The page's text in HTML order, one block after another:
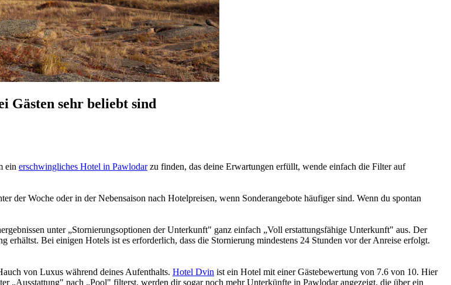
Gästen sehr beliebt sind
ein erschwingliches Hotel in Pawlodarzu finden, das deine Erwartungen erfüllt, wende einfach die Filter auf
der Woche oder in der Nebensaison nach Hotelpreisen, wenn Sonderangebote häufiger sind. Wenn du spontan
unter „Stornierungsoptionen der Unterkunft" ganz einfach „Voll erstattungsfähige Unterkunft" aus. Der
erhältst. Bei einigen Hotels ist es erforderlich, dass die Stornierung mindestens 24 Stunden vor der Anreise erfolgt.
von Luxus während deines Aufenthalts. Hotel Dvin ist ein Hotel mit einer Gästebewertung von 7.6 von 10. Hier
„Ausstattung" nach „Pool" filterst, werden dir sogar noch mehr Unterkünfte in Pawlodar angezeigt, die über ein